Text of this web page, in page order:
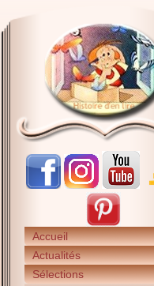
Accueil
Actualités
Sélections